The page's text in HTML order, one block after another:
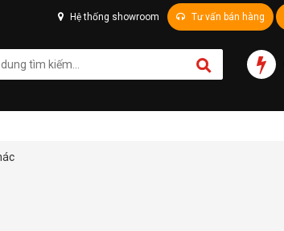
Hệ thống showroom Tư vấn bán hàng